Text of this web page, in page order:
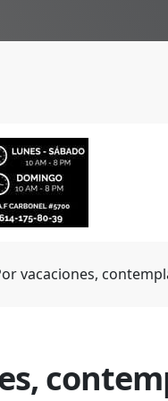
vacaciones,